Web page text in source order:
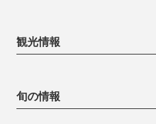
観光情報
旬の情報